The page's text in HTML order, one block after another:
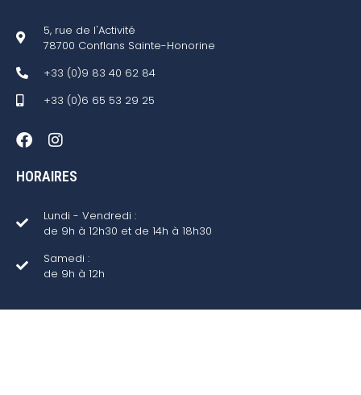
5, rue de l'Activité
78700 Conflans Sainte-Honorine
+33 (0)9 83 40 62 84
+33 (0)6 65 53 29 25
HORAIRES
Lundi - Vendredi :
de 9h à 12h30 et de 14h à 18h30
Samedi :
de 9h à 12h